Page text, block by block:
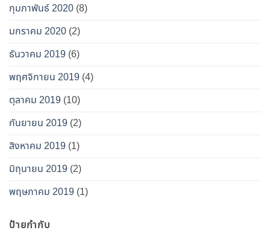
กุมภาพันธ์ 2020 (8)
มกราคม 2020 (2)
ธันวาคม 2019 (6)
พฤศจิกายน 2019 (4)
ตุลาคม 2019 (10)
กันยายน 2019 (2)
สิงหาคม 2019 (1)
มิถุนายน 2019 (2)
พฤษภาคม 2019 (1)
ป้ายกำกับ